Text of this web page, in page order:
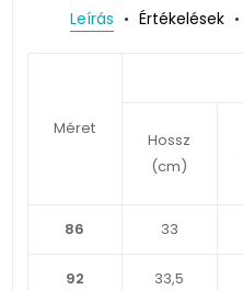
Leírás Értékelések
Méret
Hossz
(cm)
86 33
92 33,5